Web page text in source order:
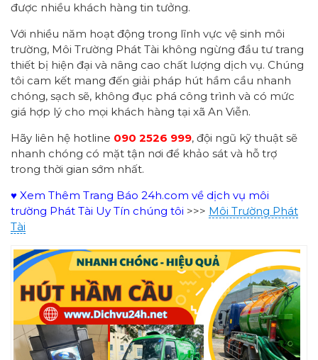
được nhiều khách hàng tin tưởng.
Với nhiều năm hoạt động trong lĩnh vực vệ sinh môi
trường, Môi Trường Phát Tài không ngừng đầu tư trang
thiết bị hiện đại và nâng cao chất lượng dịch vụ. Chúng
tôi cam kết mang đến giải pháp hút hầm cầu nhanh
chóng, sạch sẽ, không đục phá công trình và có mức
giá hợp lý cho mọi khách hàng tại xã An Viễn.
Hãy liên hệ hotline 090 2526 999, đội ngũ kỹ thuật sẽ
nhanh chóng có mặt tận nơi để khảo sát và hỗ trợ
trong thời gian sớm nhất.
♥ Xem Thêm Trang Báo 24h.com về dịch vụ môi
trường Phát Tài Uy Tín chúng tôi >>> Môi Trường Phát
Tài